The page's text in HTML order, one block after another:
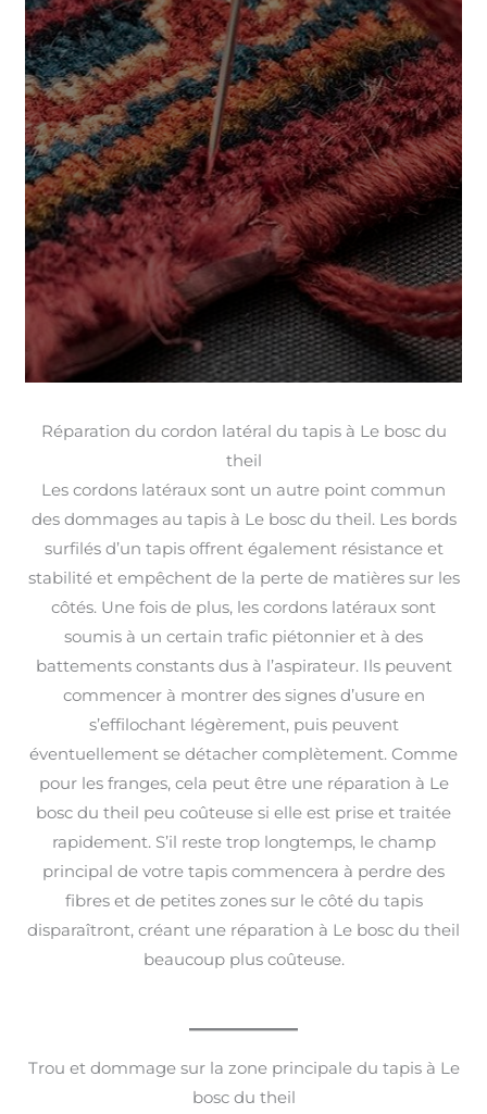
Réparation du cordon latéral du tapis à Le bosc du
theil
Les cordons latéraux sont un autre point commun
des dommages au tapis à Le bosc du theil. Les bords
surfilés d’un tapis offrent également résistance et
stabilité et empêchent de la perte de matières sur les
côtés. Une fois de plus, les cordons latéraux sont
soumis à un certain trafic piétonnier et à des
battements constants dus à l’aspirateur. Ils peuvent
commencer à montrer des signes d’usure en
s’effilochant légèrement, puis peuvent
éventuellement se détacher complètement. Comme
pour les franges, cela peut être une réparation à Le
bosc du theil peu coûteuse si elle est prise et traitée
rapidement. S’il reste trop longtemps, le champ
principal de votre tapis commencera à perdre des
fibres et de petites zones sur le côté du tapis
disparaîtront, créant une réparation à Le bosc du theil
beaucoup plus coûteuse.
Trou et dommage sur la zone principale du tapis à Le
bosc du theil